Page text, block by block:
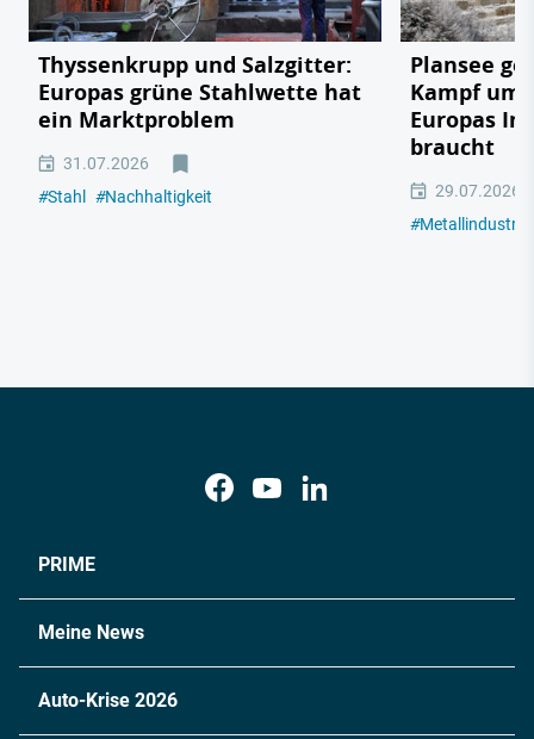
Thyssenkrupp und Salzgitter:
Europas grüne Stahlwette hat
ein Marktproblem
31.07.2026
#Stahl #Nachhaltigkeit
Plansee
Kampf um
Europas
braucht
29.07.2026
#Metallindustrie
PRIME
Meine News
Auto-Krise 2026